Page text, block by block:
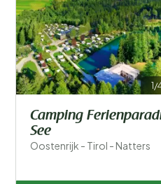
1/
Camping
See
Oostenrijk - Tirol - Natters